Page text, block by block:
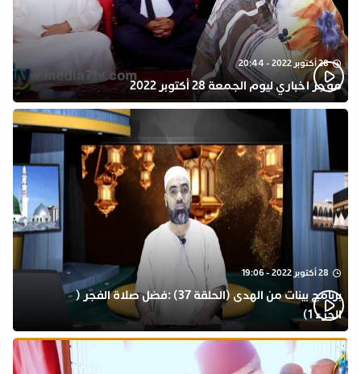
28 أكتوبر 2022 - 20:44
موجز اخباري ليوم الجمعة 28 أكتوبر 2022
28 أكتوبر 2022 - 19:06
برنامج بينات من الهدى (الحلقة 37) :فضل صلاة الفجر (
الجزء 1)